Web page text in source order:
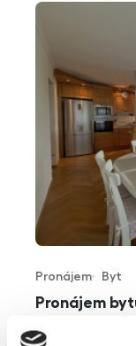
Pronájem
Typ nabídky
Pronájem
Typ nemovitosti
Byt